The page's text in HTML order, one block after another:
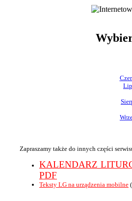
Zapraszamy także do innych części
KALENDARZ
PDF
Teksty LG na urządzenia mobilne